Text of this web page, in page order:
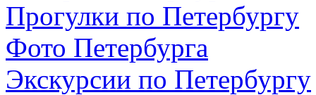
Прогулки по Петербургу
Фото Петербурга
Экскурсии по Петербургу